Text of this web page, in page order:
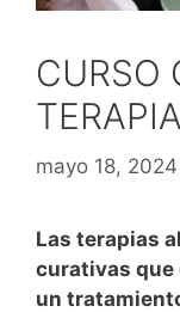
CURSO
mayo 18, 2024
Las terapias
curativas que
un